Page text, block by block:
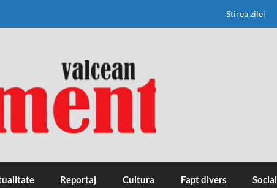
Stirea zilei
Reportaj Cultura Fapt divers Social